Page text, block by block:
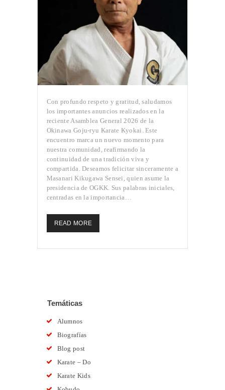
PROFESORESCon profundo respeto y gratitud, saludamos
los importantes anuncios realizados en la
reciente Asamblea General 2026 de la
Okinawa Goju-ryu Karate Kyokai. Este
encuentro marca un nuevo momento para
nuestra comunidad, reafirmando la
continuidad de una tradición viva y
compartida. Deseamos felicitar sinceramente a
Masanari Kikugawa Sensei, quien asume la
presidencia de OGKK. Sus palabras iniciales,
centradas en la importancia…
READ MORE
Temáticas
Alumnos
Biografías
Blog post
Karate – Do
Karate Kids